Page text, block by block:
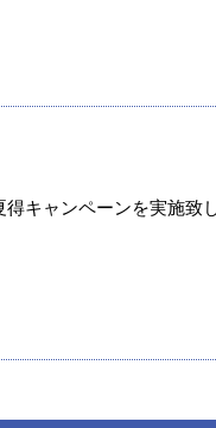
得キャンペーンを実施致